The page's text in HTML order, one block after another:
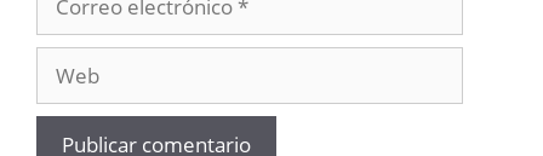
electrónico